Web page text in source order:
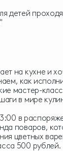
детей
на кухне и
как
мастер-
в мире
в
поваров,
цветных
500 рублей.